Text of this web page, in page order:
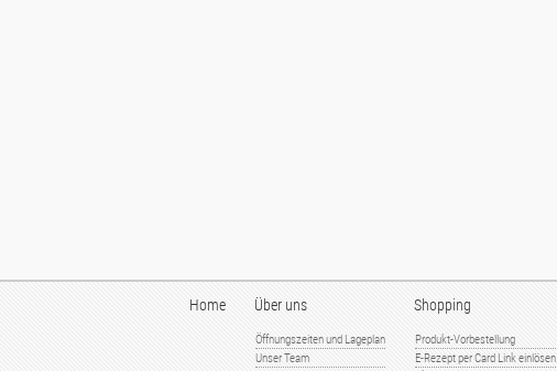
Home Über uns
Öffnungszeiten und Lageplan
Unser Team
Shopping
Produkt-Vorbestellung
E-Rezept per Card Link einlösen